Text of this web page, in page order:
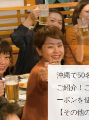
沖縄で50
ご紹介！
ーポンを
【その他